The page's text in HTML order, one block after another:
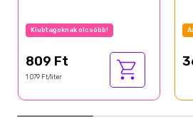
Klubtagoknak olcsóbb!
809 Ft
1 079 Ft/liter